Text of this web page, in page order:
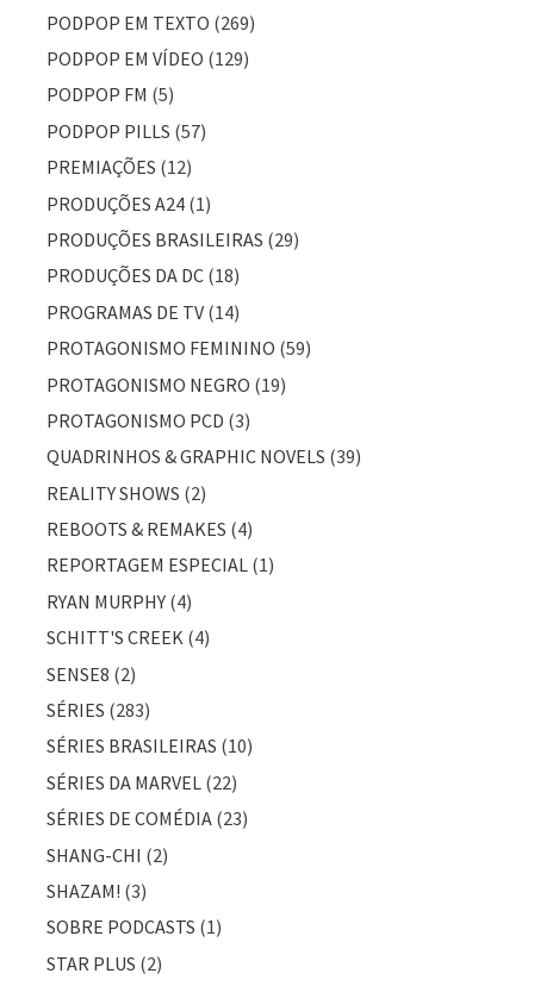
PODPOP EM TEXTO (269)
PODPOP EM VÍDEO (129)
PODPOP FM (5)
PODPOP PILLS (57)
PREMIAÇÕES (12)
PRODUÇÕES A24 (1)
PRODUÇÕES BRASILEIRAS (29)
PRODUÇÕES DA DC (18)
PROGRAMAS DE TV (14)
PROTAGONISMO FEMININO (59)
PROTAGONISMO NEGRO (19)
PROTAGONISMO PCD (3)
QUADRINHOS & GRAPHIC NOVELS (39)
REALITY SHOWS (2)
REBOOTS & REMAKES (4)
REPORTAGEM ESPECIAL (1)
RYAN MURPHY (4)
SCHITT'S CREEK (4)
SENSE8 (2)
SÉRIES (283)
SÉRIES BRASILEIRAS (10)
SÉRIES DA MARVEL (22)
SÉRIES DE COMÉDIA (23)
SHANG-CHI (2)
SHAZAM! (3)
SOBRE PODCASTS (1)
STAR PLUS (2)